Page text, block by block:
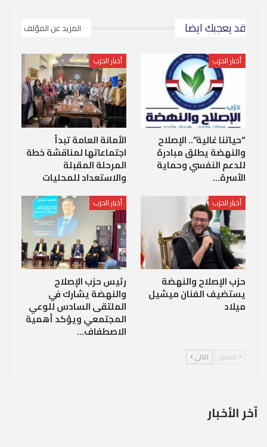
قد يعجبك ايضا المزيد عن المؤلف
أخبار الحزب
“حياتنا غالية”.. الإصلاح
والنهضة يطلق مبادرة
للدعم النفسي وحماية
الأسرة…
أخبار الحزب
الأمانة العامة تبدأ
اجتماعاتها لمناقشة خطة
المرحلة المقبلة
والاستعداد للمحليات
أخبار الحزب
حزب الإصلاح والنهضة
يستضيف الفنان ميشيل
ميلاد
أخبار الحزب
رئيس حزب الإصلاح
والنهضة يشارك في
الملتقى السادس للوعي
المجتمعي ويؤكد أهمية
الاصطفاف…
السابق التالي
آخر الأخبار